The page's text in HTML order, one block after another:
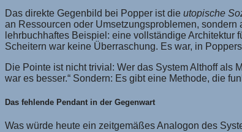
Das direkte Gegenbild bei Popper ist die utopische
an Ressourcen oder Umsetzungsproblemen,
lehrbuchhaftes Beispiel: eine vollständige
Scheitern war keine Überraschung. Es war, in
Die Pointe ist nicht trivial: Wer das System Althoff als
war es besser.“ Sondern: Es gibt eine Methode, die
Das fehlende Pendant in der Gegenwart
Was würde heute ein zeitgemäßes Analogon des